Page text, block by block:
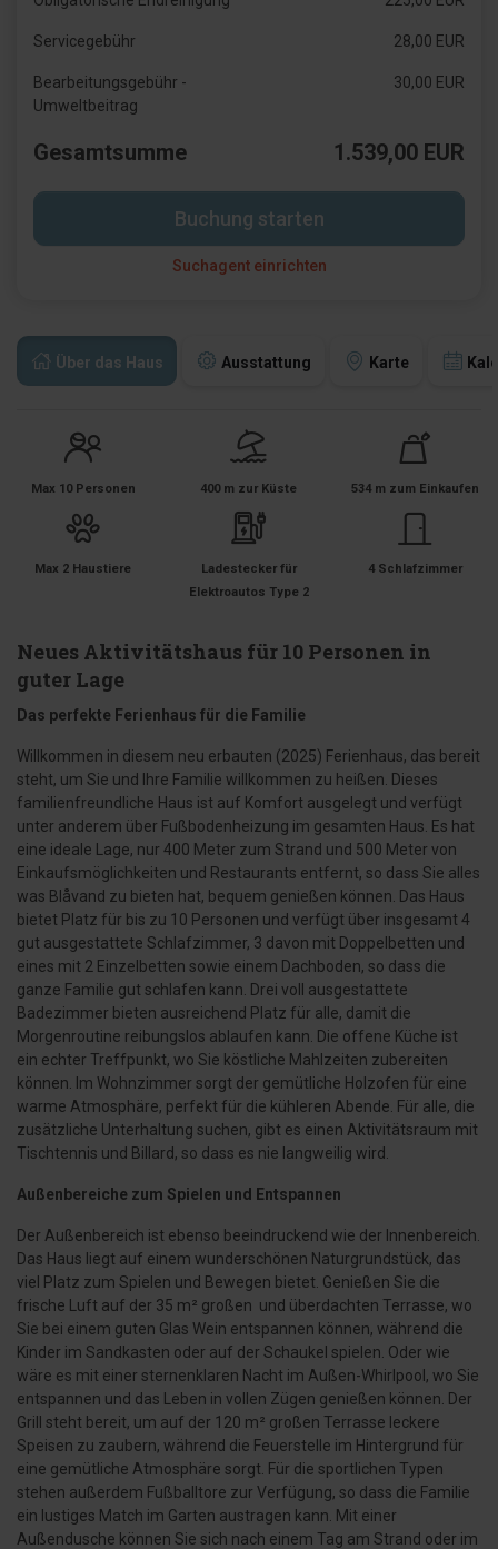
Über das Haus Ausstattung Karte
Max 10 Personen 400 m zur Küste 534 m zum Einkaufen
Max 2 Haustiere
Ladestecker für
Elektroautos Type 2
4 Schlafzimmer
Neues Aktivitätshaus für 10 Personen in
guter Lage
Das perfekte Ferienhaus für die Familie
Willkommen in diesem neu erbauten (2025) Ferienhaus, das bereit
steht, um Sie und Ihre Familie willkommen zu heißen. Dieses
familienfreundliche Haus ist auf Komfort ausgelegt und verfügt
unter anderem über Fußbodenheizung im gesamten Haus. Es hat
eine ideale Lage, nur 400 Meter zum Strand und 500 Meter von
Einkaufsmöglichkeiten und Restaurants entfernt, so dass Sie alles
was Blåvand zu bieten hat, bequem genießen können. Das Haus
bietet Platz für bis zu 10 Personen und verfügt über insgesamt 4
gut ausgestattete Schlafzimmer, 3 davon mit Doppelbetten und
eines mit 2 Einzelbetten sowie einem Dachboden, so dass die
ganze Familie gut schlafen kann. Drei voll ausgestattete
Badezimmer bieten ausreichend Platz für alle, damit die
Morgenroutine reibungslos ablaufen kann. Die offene Küche ist
ein echter Treffpunkt, wo Sie köstliche Mahlzeiten zubereiten
können. Im Wohnzimmer sorgt der gemütliche Holzofen für eine
warme Atmosphäre, perfekt für die kühleren Abende. Für alle, die
zusätzliche Unterhaltung suchen, gibt es einen Aktivitätsraum mit
Tischtennis und Billard, so dass es nie langweilig wird.
Außenbereiche zum Spielen und Entspannen
Der Außenbereich ist ebenso beeindruckend wie der Innenbereich.
Das Haus liegt auf einem wunderschönen Naturgrundstück, das
viel Platz zum Spielen und Bewegen bietet. Genießen Sie die
frische Luft auf der 35 m² großen und überdachten Terrasse, wo
Sie bei einem guten Glas Wein entspannen können, während die
Kinder im Sandkasten oder auf der Schaukel spielen. Oder wie
wäre es mit einer sternenklaren Nacht im Außen-Whirlpool, wo Sie
entspannen und das Leben in vollen Zügen genießen können. Der
Grill steht bereit, um auf der 120 m² großen Terrasse leckere
Speisen zu zaubern, während die Feuerstelle im Hintergrund für
eine gemütliche Atmosphäre sorgt. Für die sportlichen Typen
stehen außerdem Fußballtore zur Verfügung, so dass die Familie
ein lustiges Match im Garten austragen kann. Mit einer
Außendusche können Sie sich nach einem Tag am Strand oder im
Servicegebühr 28,00 EUR
Bearbeitungsgebühr -
Umweltbeitrag
30,00 EUR
Gesamtsumme 1.539,00 EUR
Buchung starten
Suchagent einrichten